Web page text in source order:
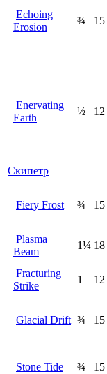
Echoing
Erosion
¾ 15
Enervating
Earth
½ 12
Скипетр
Fiery Frost ¾ 15
Plasma
Beam
1¼ 18
Fracturing
Strike
1 12
Glacial Drift ¾ 15
Stone Tide ¾ 15